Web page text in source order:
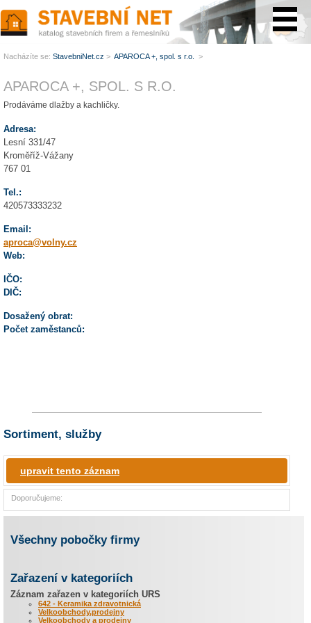
APAROCA +, SPOL. S R.O.
Prodáváme dlažby a kachličky.
Adresa:
Lesní 331/47
Kroměříž-Vážany
767 01
Tel.:
420573333232
Email:
aproca@volny.cz
Web:
IČO:
DIČ:
Dosažený obrat:
Počet zaměstanců:
Sortiment, služby
upravit tento záznam
Doporučujeme:
Všechny pobočky firmy
Zařazení v kategoriích
Záznam zařazen v kategoriích URS
642 - Keramika zdravotnická
Velkoobchody,prodejny
Velkoobchody a prodejny
Nacházíte se: StavebniNet.cz > APAROCA +, spol. s r.o. >